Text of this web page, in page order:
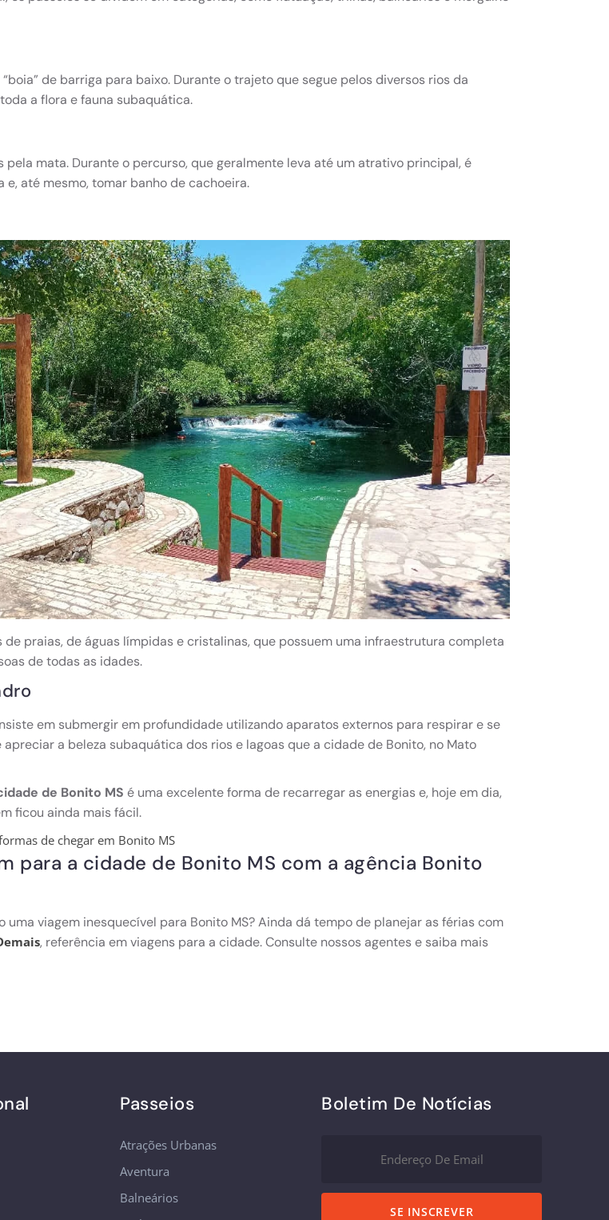
de barriga para baixo. Durante o trajeto que segue pelos diversos rios da
a flora e fauna subaquática.
pela mata. Durante o percurso, que geralmente leva até um atrativo principal, é
e, até mesmo, tomar banho de cachoeira.
de praias, de águas límpidas e cristalinas, que possuem uma infraestrutura completa
de todas as idades.
em submergir em profundidade utilizando aparatos externos para respirar e se
apreciar a beleza subaquática dos rios e lagoas que a cidade de Bonito, no Mato
de Bonito MS é uma excelente forma de recarregar as energias e, hoje em dia,
ficou ainda mais fácil.
de chegar em Bonito MS
para a cidade de Bonito MS com a agência Bonito
uma viagem inesquecível para Bonito MS? Ainda dá tempo de planejar as férias com
, referência em viagens para a cidade. Consulte nossos agentes e saiba mais
Passeios
Atrações Urbanas
Aventura
Balneários
Boletim De Notícias